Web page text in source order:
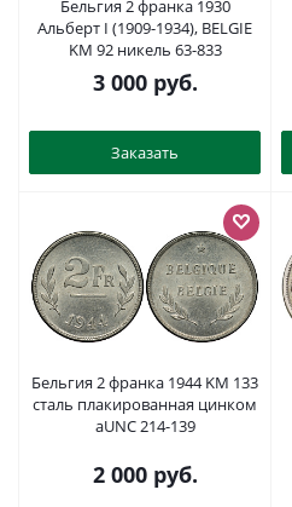
Бельгия 2 франка 1930
Альберт I (1909-1934), BELGIE
KM 92 никель 63-833
3 000руб.
Заказать
Бельгия 2 франка 1944 KM 133
сталь плакированная цинком
aUNC 214-139
2 000руб.